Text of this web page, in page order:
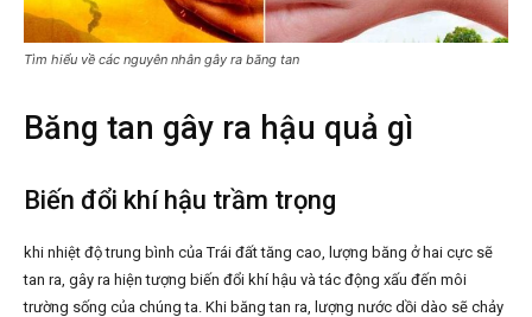
Tìm hiểu về các nguyên nhân gây ra băng tan
Băng tan gây ra hậu quả gì
Biến đổi khí hậu trầm trọng
khi nhiệt độ trung bình của Trái đất tăng cao, lượng băng ở hai cực sẽ
tan ra, gây ra hiện tượng biến đổi khí hậu và tác động xấu đến môi
trường sống của chúng ta. Khi băng tan ra, lượng nước dồi dào sẽ chảy